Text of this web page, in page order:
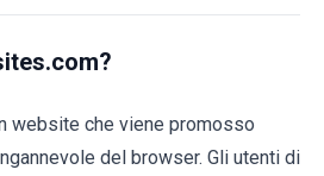
website che viene promosso
del browser. Gli utenti di